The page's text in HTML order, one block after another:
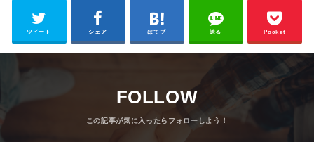
ツイート シェア はてブ 送る Pocket
FOLLOW